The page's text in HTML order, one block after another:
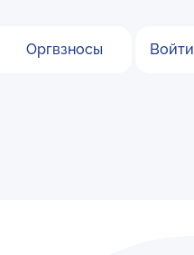
Оргвзносы Войти